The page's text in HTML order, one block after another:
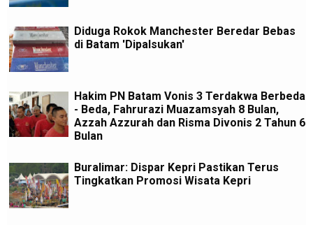
Diduga Rokok Manchester Beredar Bebas
di Batam 'Dipalsukan'
Hakim PN Batam Vonis 3 Terdakwa Berbeda
- Beda, Fahrurazi Muazamsyah 8 Bulan,
Azzah Azzurah dan Risma Divonis 2 Tahun 6
Bulan
Buralimar: Dispar Kepri Pastikan Terus
Tingkatkan Promosi Wisata Kepri